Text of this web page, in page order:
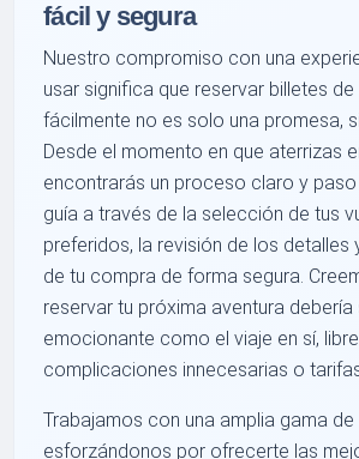
fácil y segura
Nuestro compromiso con una
usar significa que reservar billetes de
fácilmente no es solo una promesa,
Desde el momento en que aterrizas
encontrarás un proceso claro y
guía a través de la selección de tus
preferidos, la revisión de los detalles
de tu compra de forma segura.
reservar tu próxima aventura debería
emocionante como el viaje en sí,
complicaciones innecesarias o
Trabajamos con una amplia gama de
esforzándonos por ofrecerte las